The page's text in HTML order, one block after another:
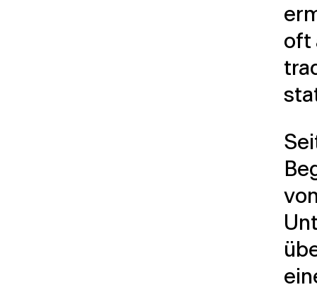
oft